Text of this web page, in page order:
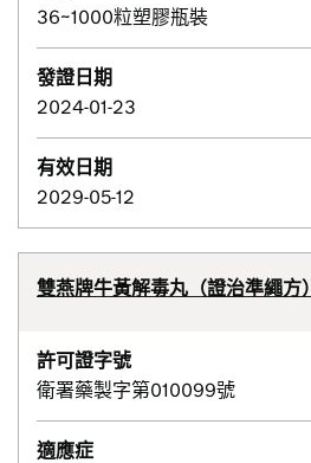
36~1000粒塑膠瓶裝
發證日期
2024-01-23
有效日期
2029-05-12
雙燕牌牛黃解毒丸（證治準繩方）
許可證字號
衛署藥製字第010099號
適應症